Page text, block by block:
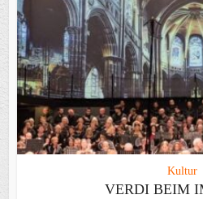
Kultur
VERDI BEIM